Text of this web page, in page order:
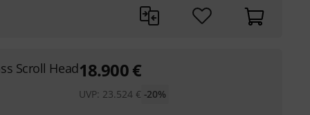
Scroll Head18.900€
UVP: 23.524 € -20%